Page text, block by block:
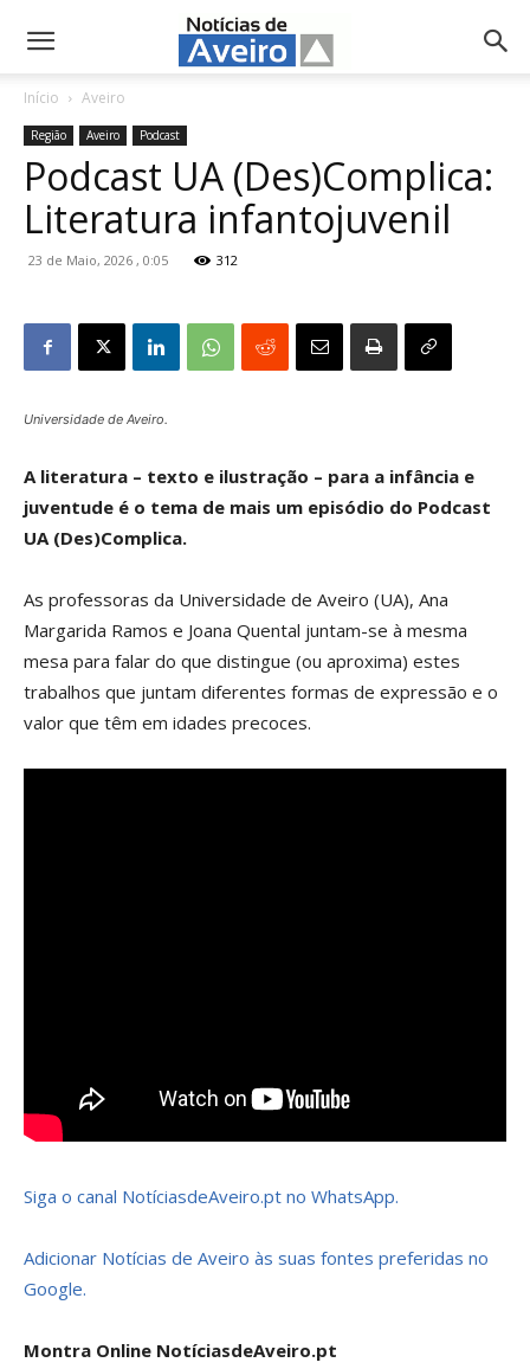
NotíciasdeAveiro.pt
Início Aveiro
Região Aveiro Podcast
Podcast UA (Des)Complica:
Literatura infantojuvenil
23 de Maio, 2026 , 0:05 312
Universidade de Aveiro.
A literatura – texto e ilustração – para a infância e
juventude é o tema de mais um episódio do Podcast
UA (Des)Complica.
As professoras da Universidade de Aveiro (UA), Ana
Margarida Ramos e Joana Quental juntam-se à mesma
mesa para falar do que distingue (ou aproxima) estes
trabalhos que juntam diferentes formas de expressão e o
valor que têm em idades precoces.
Siga o canal NotíciasdeAveiro.pt no WhatsApp.
Adicionar Notícias de Aveiro às suas fontes preferidas no
Google.
Montra Online NotíciasdeAveiro.pt